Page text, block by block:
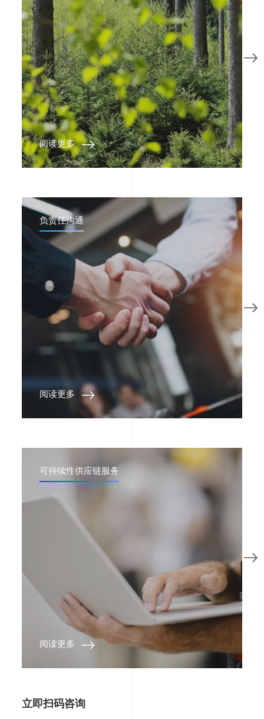
阅读更多
负责任沟通
阅读更多
可持续性供应链服务
阅读更多
立即扫码咨询